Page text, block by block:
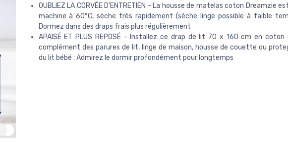
OUBLIEZ LA CORVÉE D’ENTRETIEN - La housse de matelas coton Dreamzie
machine à 60°C, sèche très rapidement (sèche linge possible à faible
Dormez dans des draps frais plus régulièrement
APAISÉ ET PLUS REPOSÉ - Installez ce drap de lit 70 x 160 cm en coton
complément des parures de lit, linge de maison, housse de couette ou
du lit bébé : Admirez le dormir profondément pour longtemps